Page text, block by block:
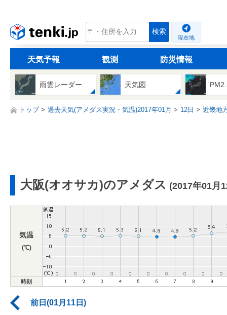
tenki.jp 検索
現在地
天気予報 観測 防災情報
雨雲レーダー 天気図
トップ 過去天気(アメダス実況・気温)2017年01月 12日 近畿地
大阪(オオサカ)のアメダス (2017年01月
気温
(℃)
時刻
前日(01月11日)